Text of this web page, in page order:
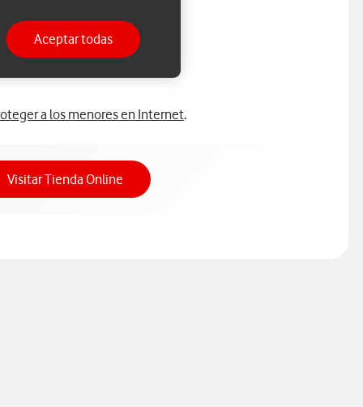
a los menores en Internet.
Visitar Tienda Online Acceso a Tienda Online
Aceptar todas